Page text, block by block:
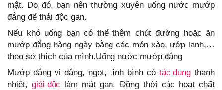
mật. Do đó, bạn nên thường xuyên uống nước mướp
đắng để thải độc gan.
Nếu khó uống bạn có thể thêm chút đường hoặc ăn
mướp đắng hàng ngày bằng các món xào, ướp lạnh,…
theo sở thích của mình.Uống nước mướp đắng
Mướp đắng vị đắng, ngọt, tính bình có tác dụng thanh
nhiệt,giải độc làm mát gan. Đồng thời các hoạt chất